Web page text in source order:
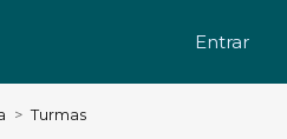
Entrar
Turmas